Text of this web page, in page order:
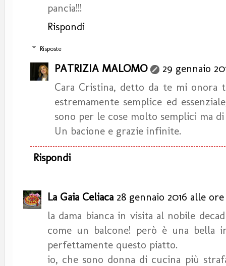
pancia!!!
Rispondi
Risposte
PATRIZIA MALOMO
29 gennaio
Cara Cristina, detto da te mi onora
estremamente semplice ed
sono per le cose molto semplici ma
Un bacione e grazie infinite.
Rispondi
La Gaia Celiaca 28 gennaio 2016 alle ore
la dama bianca in visita al nobile
come un balcone! però è una bella
perfettamente questo piatto.
io, che sono donna di cucina più